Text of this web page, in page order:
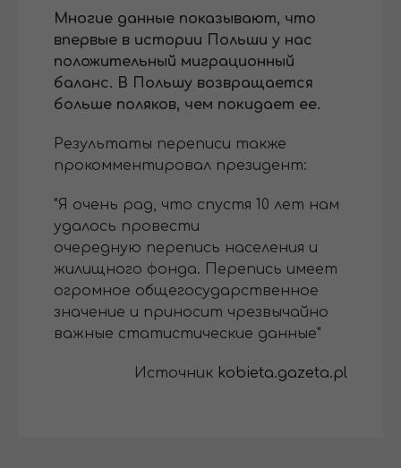
Многие данные показывают, что
впервые в истории Польши у нас
положительный миграционный
баланс. В Польшу возвращается
больше поляков, чем покидает ее.
Результаты переписи также
прокомментировал президент:
"Я очень рад, что спустя 10 лет нам
удалось провести
очередную перепись населения и
жилищного фонда. Перепись имеет
огромное общегосударственное
значение и приносит чрезвычайно
важные статистические данные"
Источник kobieta.gazeta.pl